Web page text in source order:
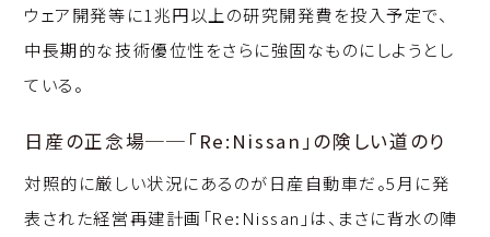
ウェア開発等に1兆円以上の研究開発費を投入予定で、
中長期的な技術優位性をさらに強固なものにしようとし
ている。
日産の正念場──「Re:Nissan」の険しい道のり
対照的に厳しい状況にあるのが日産自動車だ。5月に発
表された経営再建計画「Re:Nissan」は、まさに背水の陣